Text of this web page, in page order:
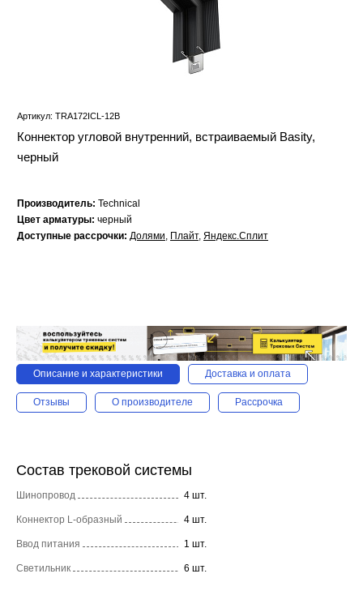
Артикул: TRA172ICL-12B
Коннектор угловой внутренний, встраиваемый Basity,
черный
Производитель: Technical
Цвет арматуры: черный
Доступные рассрочки: Долями, Плайт, Яндекс.Сплит
Описание и характеристики Доставка и оплата
Отзывы О производителе Рассрочка
Состав трековой системы
Шинопровод 4 шт.
Коннектор L-образный 4 шт.
Ввод питания 1 шт.
Светильник 6 шт.